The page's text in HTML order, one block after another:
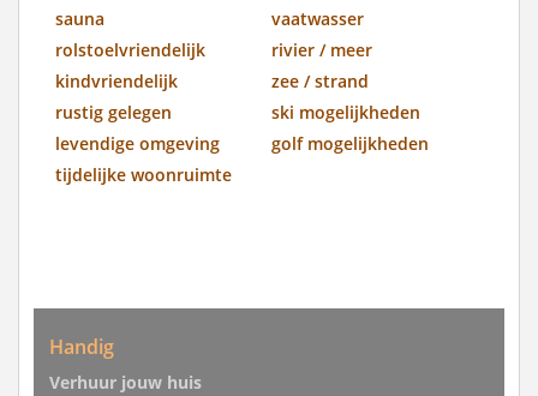
sauna
vaatwasser
rolstoelvriendelijk
rivier / meer
kindvriendelijk
zee / strand
rustig gelegen
ski mogelijkheden
levendige omgeving
golf mogelijkheden
tijdelijke woonruimte
Handig
Verhuur jouw huis